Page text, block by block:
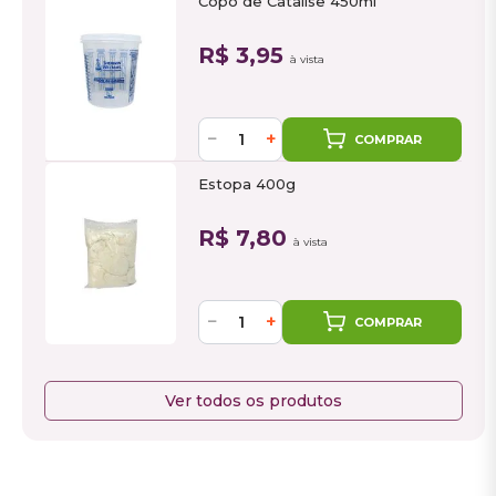
R$ 3,95 à vista
− + COMPRAR
Estopa 400g
R$ 7,80 à vista
− + COMPRAR
Ver todos os produtos